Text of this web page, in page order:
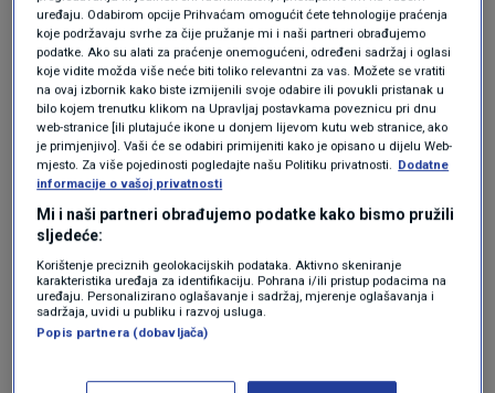
trebaju lišiti slobode nekoliko ljudi i da onda
treba odlučiti o istražnom zatvoru.EPPOse
nije odlučio na tako drastične mjere jer im je
vjerojatno trebalo još podataka", dodao je.
"Paralelne istrage nisu
novost"
"Mislim da su dobrodošli praznici da državni
odvjetnik malo prespava nakon što je rekao da
uređaju. Odabirom opcije Prihvaćam omogućit ćete tehnologije praćenja
koje podržavaju svrhe za čije pružanje mi i naši partneri obrađujemo
podatke. Ako su alati za praćenje onemogućeni, određeni sadržaj i oglasi
koje vidite možda više neće biti toliko relevantni za vas. Možete se vratiti
na ovaj izbornik kako biste izmijenili svoje odabire ili povukli pristanak u
bilo kojem trenutku klikom na Upravljaj postavkama poveznicu pri dnu
web-stranice [ili plutajuće ikone u donjem lijevom kutu web stranice, ako
je primjenjivo]. Vaši će se odabiri primijeniti kako je opisano u dijelu Web-
mjesto. Za više pojedinosti pogledajte našu Politiku privatnosti. Dodatne
informacije o vašoj privatnosti
Mi i naši partneri obrađujemo podatke kako bismo pružili
sljedeće:
Korištenje preciznih geolokacijskih podataka. Aktivno skeniranje
karakteristika uređaja za identifikaciju. Pohrana i/ili pristup podacima na
uređaju. Personalizirano oglašavanje i sadržaj, mjerenje oglašavanja i
sadržaja, uvidi u publiku i razvoj usluga.
Popis partnera (dobavljača)